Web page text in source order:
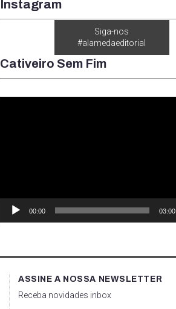
Instagram
Siga-nos
#alamedaeditorial
Cativeiro Sem Fim
00:00 03:00
ASSINE A NOSSA NEWSLETTER
Receba novidades inbox